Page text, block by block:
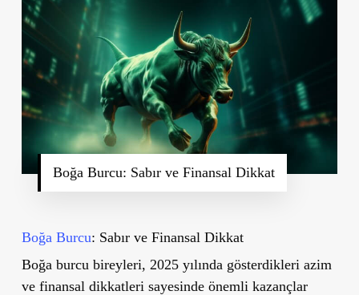
Boğa Burcu: Sabır ve Finansal Dikkat
Boğa Burcu: Sabır ve Finansal Dikkat
Boğa burcu bireyleri, 2025 yılında gösterdikleri azim
ve finansal dikkatleri sayesinde önemli kazançlar